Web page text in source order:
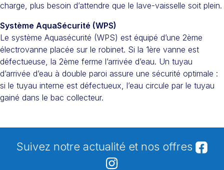
charge, plus besoin d’attendre que le lave-vaisselle soit plein.
Système AquaSécurité (WPS)
Le système Aquasécurité (WPS) est équipé d’une 2ème
électrovanne placée sur le robinet. Si la 1ère vanne est
défectueuse, la 2ème ferme l’arrivée d’eau. Un tuyau
d’arrivée d’eau à double paroi assure une sécurité optimale :
si le tuyau interne est défectueux, l’eau circule par le tuyau
gainé dans le bac collecteur.
Suivez notre actualité et nos offres